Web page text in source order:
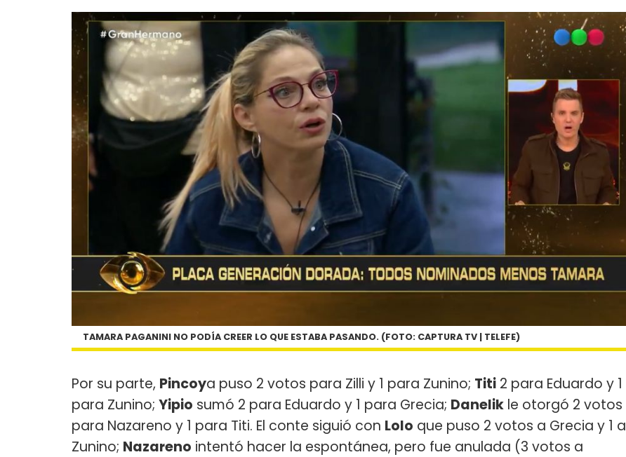
TAMARA PAGANINI NO PODÍA CREER LO QUE ESTABA PASANDO. (FOTO: CAPTURA TV | TELEFE)
Por su parte, Pincoya puso 2 votos para Zilli y 1 para Zunino; Titi 2 para Eduardo y 1
para Zunino; Yipio sumó 2 para Eduardo y 1 para Grecia; Danelik le otorgó 2 votos
para Nazareno y 1 para Titi. El conte siguió con Lolo que puso 2 votos a Grecia y 1 a
Zunino; Nazareno intentó hacer la espontánea, pero fue anulada (3 votos a